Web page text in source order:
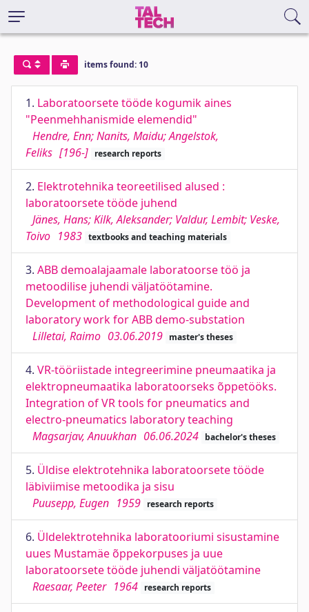
items found: 10
1. Laboratoorsete tööde kogumik aines
"Peenmehhanismide elemendid"
Hendre, Enn; Nanits, Maidu; Angelstok,
Feliks [196-] research reports
2. Elektrotehnika teoreetilised alused :
laboratoorsete tööde juhend
Jänes, Hans; Kilk, Aleksander; Valdur, Lembit; Veske,
Toivo 1983 textbooks and teaching materials
3. ABB demoalajaamale laboratoorse töö ja
metoodilise juhendi väljatöötamine.
Development of methodological guide and
laboratory work for ABB demo-substation
Lilletai, Raimo 03.06.2019 master's theses
4. VR-tööriistade integreerimine pneumaatika ja
elektropneumaatika laboratoorseks õppetööks.
Integration of VR tools for pneumatics and
electro-pneumatics laboratory teaching
Magsarjav, Anuukhan 06.06.2024 bachelor's theses
5. Üldise elektrotehnika laboratoorsete tööde
läbiviimise metoodika ja sisu
Puusepp, Eugen 1959 research reports
6. Üldelektrotehnika laboratooriumi sisustamine
uues Mustamäe õppekorpuses ja uue
laboratoorsete tööde juhendi väljatöötamine
Raesaar, Peeter 1964 research reports